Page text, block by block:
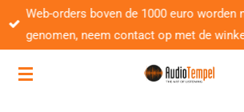
Ga
direct
de
Web-orders boven de 1000 euro worden
genomen, neem contact op met de